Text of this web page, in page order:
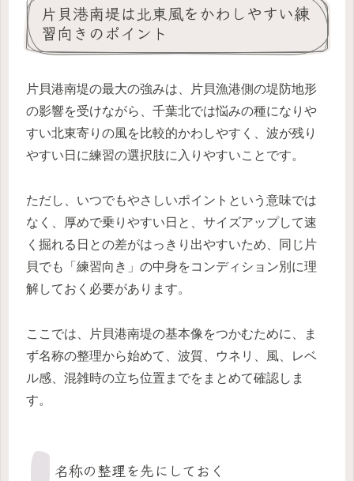
片貝港南堤は北東風をかわしやすい練
習向きのポイント
片貝港南堤の最大の強みは、片貝漁港側の堤防地形
の影響を受けながら、千葉北では悩みの種になりや
すい北東寄りの風を比較的かわしやすく、波が残り
やすい日に練習の選択肢に入りやすいことです。
ただし、いつでもやさしいポイントという意味では
なく、厚めで乗りやすい日と、サイズアップして速
く掘れる日との差がはっきり出やすいため、同じ片
貝でも「練習向き」の中身をコンディション別に理
解しておく必要があります。
ここでは、片貝港南堤の基本像をつかむために、ま
ず名称の整理から始めて、波質、ウネリ、風、レベ
ル感、混雑時の立ち位置までをまとめて確認しま
す。
名称の整理を先にしておく